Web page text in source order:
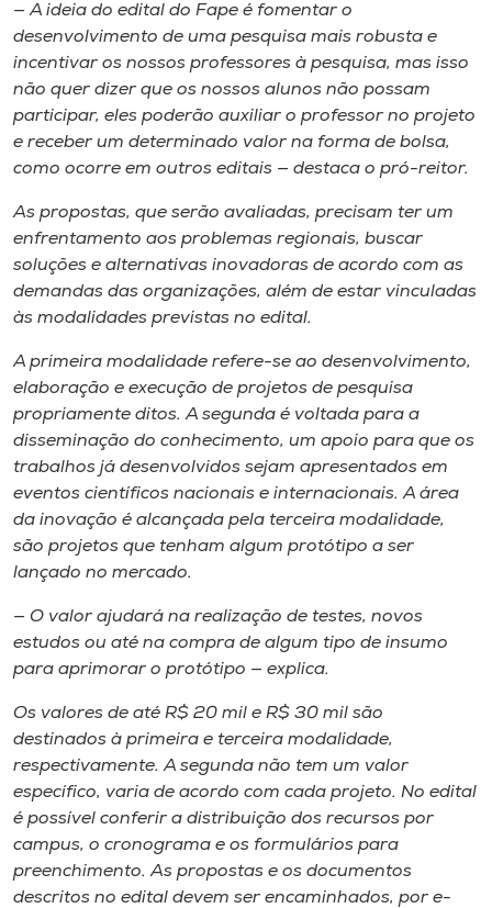
— A ideia do edital do Fape é fomentar o
desenvolvimento de uma pesquisa mais robusta e
incentivar os nossos professores à pesquisa, mas isso
não quer dizer que os nossos alunos não possam
participar, eles poderão auxiliar o professor no projeto
e receber um determinado valor na forma de bolsa,
como ocorre em outros editais — destaca o pró-reitor.
As propostas, que serão avaliadas, precisam ter um
enfrentamento aos problemas regionais, buscar
soluções e alternativas inovadoras de acordo com as
demandas das organizações, além de estar vinculadas
às modalidades previstas no edital.
A primeira modalidade refere-se ao desenvolvimento,
elaboração e execução de projetos de pesquisa
propriamente ditos. A segunda é voltada para a
disseminação do conhecimento, um apoio para que os
trabalhos já desenvolvidos sejam apresentados em
eventos científicos nacionais e internacionais. A área
da inovação é alcançada pela terceira modalidade,
são projetos que tenham algum protótipo a ser
lançado no mercado.
— O valor ajudará na realização de testes, novos
estudos ou até na compra de algum tipo de insumo
para aprimorar o protótipo — explica.
Os valores de até R$ 20 mil e R$ 30 mil são
destinados à primeira e terceira modalidade,
respectivamente. A segunda não tem um valor
específico, varia de acordo com cada projeto. No edital
é possível conferir a distribuição dos recursos por
campus, o cronograma e os formulários para
preenchimento. As propostas e os documentos
descritos no edital devem ser encaminhados, por e-